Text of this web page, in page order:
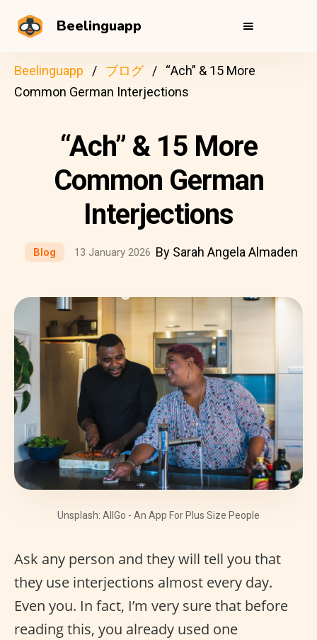
Beelinguapp
Beelinguapp ブログ
“Ach” & 15 More
Common German Interjections
“Ach” & 15 More
Common German
Interjections
Blog 13 January 2026 By Sarah Angela Almaden
Unsplash: AllGo - An App For Plus Size People
Ask any person and they will tell you that
they use interjections almost every day.
Even you. In fact, I’m very sure that before
reading this, you already used one